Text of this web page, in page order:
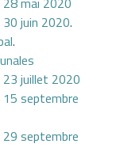
30 juin 2020.
.
23 juillet 2020
15 septembre
29 septembre